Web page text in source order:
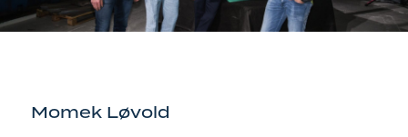
Momek Løvold